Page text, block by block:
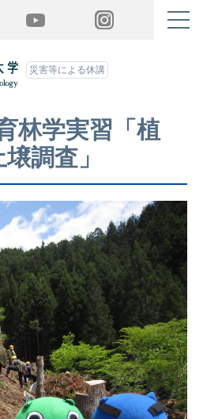
YouTube Instagram
災害等による休講
林学実習「植
調査」